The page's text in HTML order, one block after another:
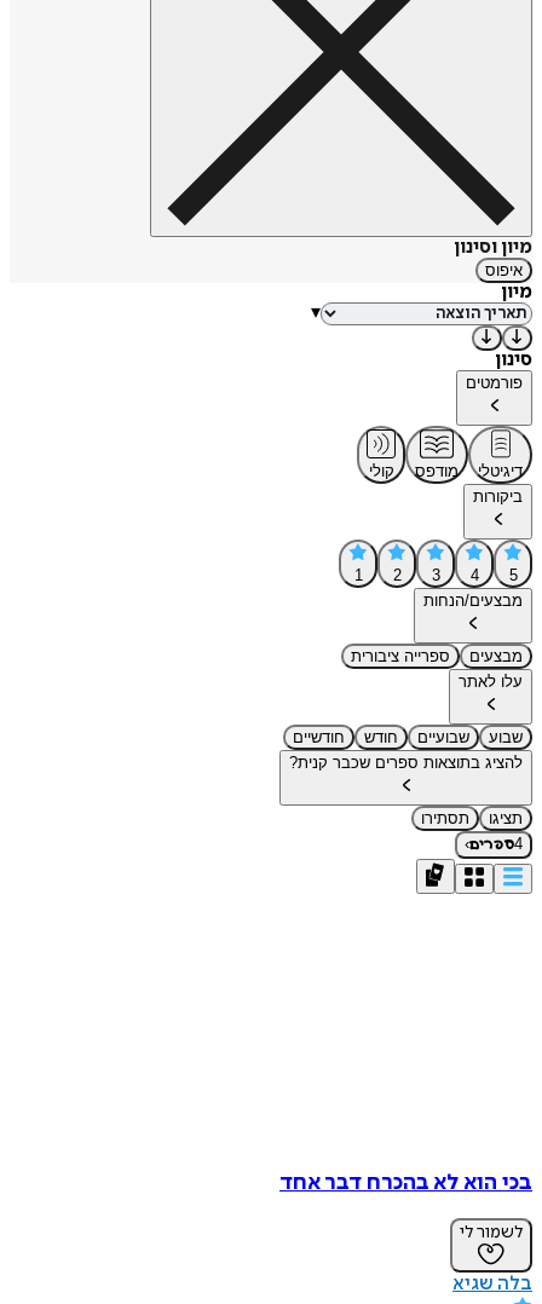
מיון וסינון
איפוס
מיון
▾
סינון
פורמטים
דיגיטלי מודפס
קולי
ביקורות
5
4
3
2
1
מבצעים/הנחות
מבצעים
ספרייה ציבורית
עלו לאתר
שבוע שבועיים חודש
חודשיים
להציג בתוצאות ספרים שכבר קנית?
תציגו
תסתירו
4ספרים›
בכי הוא לא בהכרח דבר אחד
לשמור לי
בלה שגיא